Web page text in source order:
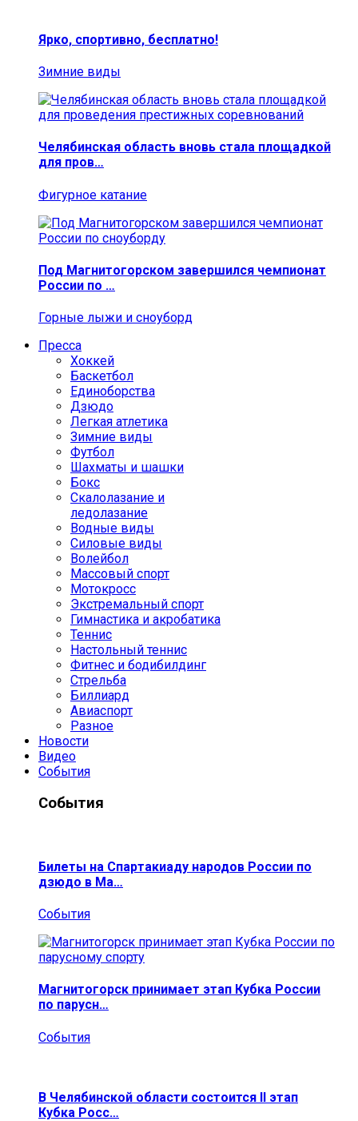
Ярко, спортивно, бесплатно!
Зимние виды
Челябинская область вновь стала площадкой
для пров…
Фигурное катание
Под Магнитогорском завершился чемпионат
России по …
Горные лыжи и сноуборд
Пресса
Хоккей
Баскетбол
Единоборства
Дзюдо
Легкая атлетика
Зимние виды
Футбол
Шахматы и шашки
Бокс
Скалолазание и
ледолазание
Водные виды
Силовые виды
Волейбол
Массовый спорт
Мотокросс
Экстремальный спорт
Гимнастика и акробатика
Теннис
Настольный теннис
Фитнес и бодибилдинг
Стрельба
Биллиард
Авиаспорт
Разное
Новости
Видео
События
События
Билеты на Спартакиаду народов России по
дзюдо в Ма…
События
Магнитогорск принимает этап Кубка России
по парусн…
События
В Челябинской области состоится II этап
Кубка Росс…